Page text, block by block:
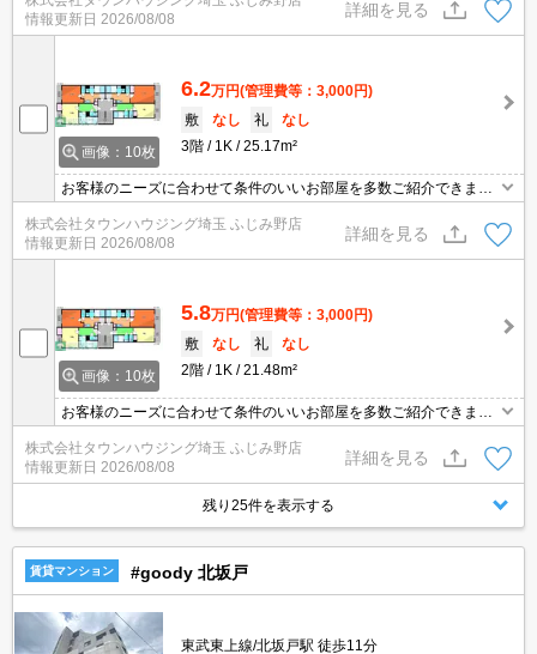
情報更新日 2026/08/08
詳細を見る
画像：10枚
6.2万円(管理費等：3,000円)
敷
なし 礼
なし
3階
1K 25.17m²
お客様のニーズに合わせて条件のいいお部屋を多数ご紹介できます♪
情報数No.1のタウンハウジングまで是非お問い合わせください！
株式会社タウンハウジング埼玉 ふじみ野店
情報更新日 2026/08/08
詳細を見る
画像：10枚
5.8万円(管理費等：3,000円)
敷
なし 礼
なし
2階
1K 21.48m²
お客様のニーズに合わせて条件のいいお部屋を多数ご紹介できます♪
情報数No.1のタウンハウジングまで是非お問い合わせください！
株式会社タウンハウジング埼玉 ふじみ野店
情報更新日 2026/08/08
詳細を見る
残り25件を表示する
賃貸マンション #goody 北坂戸
東武東上線/北坂戸駅 徒歩11分